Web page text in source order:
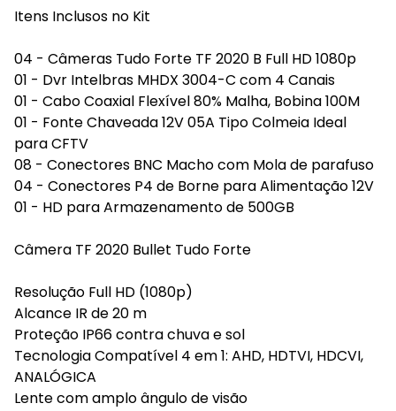
Itens Inclusos no Kit
04 - Câmeras Tudo Forte TF 2020 B Full HD 1080p
01 - Dvr Intelbras MHDX 3004-C com 4 Canais
01 - Cabo Coaxial Flexível 80% Malha, Bobina 100M
01 - Fonte Chaveada 12V 05A Tipo Colmeia Ideal
para CFTV
08 - Conectores BNC Macho com Mola de parafuso
04 - Conectores P4 de Borne para Alimentação 12V
01 - HD para Armazenamento de 500GB
Câmera TF 2020 Bullet Tudo Forte
Resolução Full HD (1080p)
Alcance IR de 20 m
Proteção IP66 contra chuva e sol
Tecnologia Compatível 4 em 1: AHD, HDTVI, HDCVI,
ANALÓGICA
Lente com amplo ângulo de visão